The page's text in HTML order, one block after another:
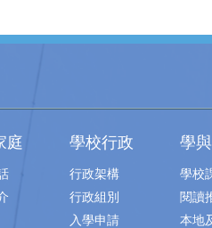
庭 學校行政
行政架構
行政組別
入學申請
學
學校
閱讀
本地